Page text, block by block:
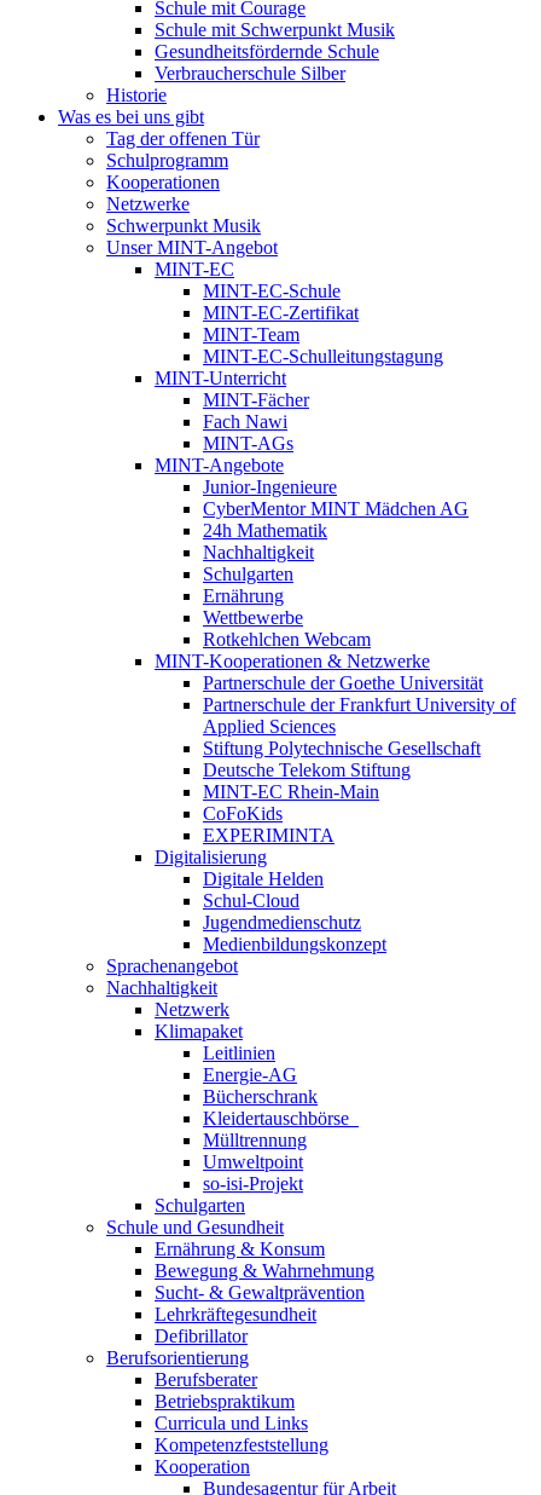
Schule mit Courage
Schule mit Schwerpunkt Musik
Gesundheitsfördernde Schule
Verbraucherschule Silber
Historie
Was es bei uns gibt
Tag der offenen Tür
Schulprogramm
Kooperationen
Netzwerke
Schwerpunkt Musik
Unser MINT-Angebot
MINT-EC
MINT-EC-Schule
MINT-EC-Zertifikat
MINT-Team
MINT-EC-Schulleitungstagung
MINT-Unterricht
MINT-Fächer
Fach Nawi
MINT-AGs
MINT-Angebote
Junior-Ingenieure
CyberMentor MINT Mädchen AG
24h Mathematik
Nachhaltigkeit
Schulgarten
Ernährung
Wettbewerbe
Rotkehlchen Webcam
MINT-Kooperationen & Netzwerke
Partnerschule der Goethe Universität
Partnerschule der Frankfurt University of
Applied Sciences
Stiftung Polytechnische Gesellschaft
Deutsche Telekom Stiftung
MINT-EC Rhein-Main
CoFoKids
EXPERIMINTA
Digitalisierung
Digitale Helden
Schul-Cloud
Jugendmedienschutz
Medienbildungskonzept
Sprachenangebot
Nachhaltigkeit
Netzwerk
Klimapaket
Leitlinien
Energie-AG
Bücherschrank
Kleidertauschbörse
Mülltrennung
Umweltpoint
so-isi-Projekt
Schulgarten
Schule und Gesundheit
Ernährung & Konsum
Bewegung & Wahrnehmung
Sucht- & Gewaltprävention
Lehrkräftegesundheit
Defibrillator
Berufsorientierung
Berufsberater
Betriebspraktikum
Curricula und Links
Kompetenzfeststellung
Kooperation
Bundesagentur für Arbeit